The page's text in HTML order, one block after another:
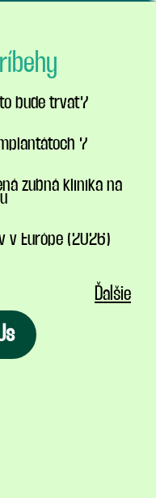
bude trvať?
?
zubná klinika na
v Európe (2026)
Ďalšie